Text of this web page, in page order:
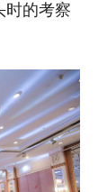
时的考察